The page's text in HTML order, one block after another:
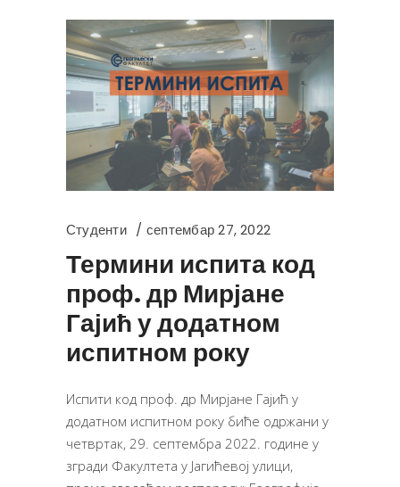
Студенти септембар 27, 2022
Термини испита код
проф. др Мирјане
Гајић у додатном
испитном року
Испити код проф. др Мирјане Гајић у
додатном испитном року биће одржани у
четвртак, 29. септембра 2022. године у
згради Факултета у Јагићевој улици,